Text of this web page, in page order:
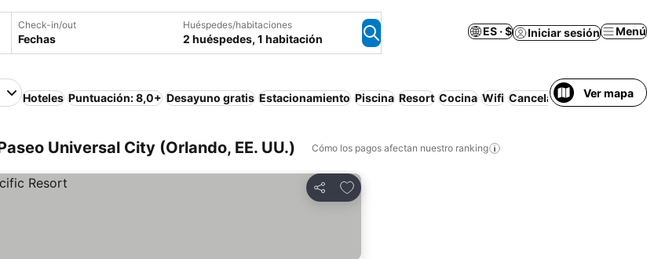
Check-in/out
Fechas
Huéspedes/habitaciones
2 huéspedes, 1 habitación
ES · $ Iniciar sesión Menú
Hoteles Puntuación: 8,0+ Desayuno gratis Estacionamiento Piscina Resort Cocina Wifi Cancelación gratuita
Ver mapa
Universal City (Orlando, EE. UU.) Cómo los pagos afectan nuestro ranking
Compartir
Agregar a favoritos